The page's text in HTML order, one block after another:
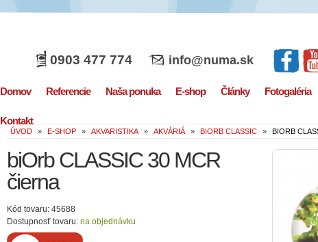
0903 477 774 info@numa.sk
Domov Referencie Naša ponuka E-shop Články Fotogaléria
Kontakt
ÚVOD » E-SHOP » AKVARISTIKA » AKVÁRIÁ » BIORB CLASSIC » BIORB
biOrb CLASSIC 30 MCR
čierna
Kód tovaru: 45688
Dostupnosť tovaru: na objednávku